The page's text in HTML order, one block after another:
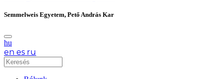
Semmelweis Egyetem, Pető András Kar
hu
en es ru